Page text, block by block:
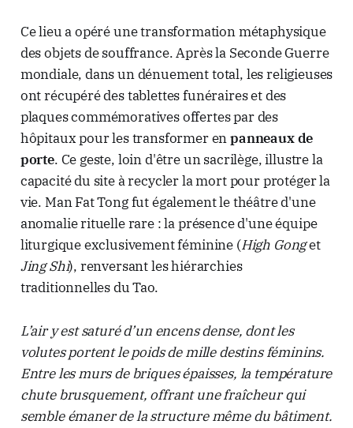
Ce lieu a opéré une transformation métaphysique
des objets de souffrance. Après la Seconde Guerre
mondiale, dans un dénuement total, les religieuses
ont récupéré des tablettes funéraires et des
plaques commémoratives offertes par des
hôpitaux pour les transformer enpanneaux de
porte. Ce geste, loin d'être un sacrilège, illustre la
capacité du site à recycler la mort pour protéger la
vie. Man Fat Tong fut également le théâtre d'une
anomalie rituelle rare : la présence d'une équipe
liturgique exclusivement féminine (High Gonget
Jing Shi), renversant les hiérarchies
traditionnelles du Tao.
L’air y est saturé d’un encens dense, dont les
volutes portent le poids de mille destins féminins.
Entre les murs de briques épaisses, la température
chute brusquement, offrant une fraîcheur qui
semble émaner de la structure même du bâtiment.